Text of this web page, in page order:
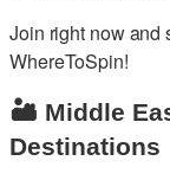
Join right now and
WhereToSpin!
🏜️ Middle
Destinations